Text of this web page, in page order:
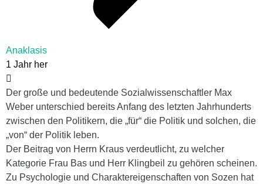
Anaklasis
1 Jahr her
Der große und bedeutende Sozialwissenschaftler Max
Weber unterschied bereits Anfang des letzten Jahrhunderts
zwischen den Politikern, die „für“ die Politik und solchen, die
„von“ der Politik leben.
Der Beitrag von Herrn Kraus verdeutlicht, zu welcher
Kategorie Frau Bas und Herr Klingbeil zu gehören scheinen.
Zu Psychologie und Charaktereigenschaften von Sozen hat